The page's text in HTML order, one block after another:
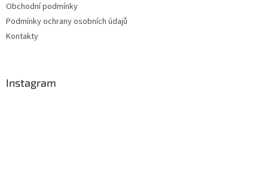
Obchodní podmínky
Podmínky ochrany osobních údajů
Kontakty
Instagram